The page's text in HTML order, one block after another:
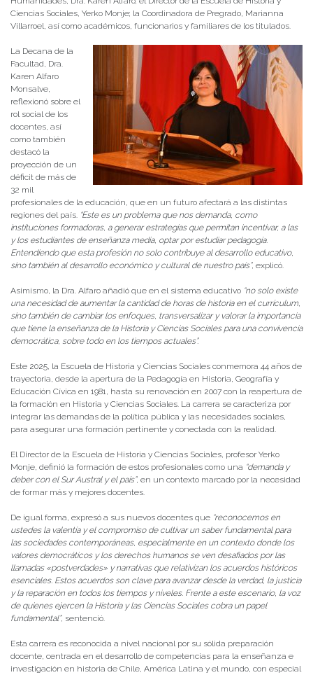
Ciencias Sociales, Yerko Monje; la Coordinadora de Pregrado, Marianna
Villarroel, así como académicos, funcionarios y familiares de los titulados.
La Decana de la
Facultad, Dra.
Karen Alfaro
Monsalve,
reflexionó sobre el
rol social de los
docentes, así
como también
destacó la
proyección de un
déficit de más de
32 mil
profesionales de la educación, que en un futuro afectará a las distintas
regiones del país. “Este es un problema que nos demanda, como
instituciones formadoras, a generar estrategias que permitan incentivar, a las
y los estudiantes de enseñanza media, optar por estudiar pedagogía.
Entendiendo que esta profesión no solo contribuye al desarrollo educativo,
sino también al desarrollo económico y cultural de nuestro país”, explicó.
Asimismo, la Dra. Alfaro añadió que en el sistema educativo “no solo existe
una necesidad de aumentar la cantidad de horas de historia en el currículum,
sino también de cambiar los enfoques, transversalizar y valorar la importancia
que tiene la enseñanza de la Historia y Ciencias Sociales para una convivencia
democrática, sobre todo en los tiempos actuales”.
Este 2025, la Escuela de Historia y Ciencias Sociales conmemora 44 años de
trayectoria, desde la apertura de la Pedagogía en Historia, Geografía y
Educación Cívica en 1981, hasta su renovación en 2007 con la reapertura de
la formación en Historia y Ciencias Sociales. La carrera se caracteriza por
integrar las demandas de la política pública y las necesidades sociales,
para asegurar una formación pertinente y conectada con la realidad.
El Director de la Escuela de Historia y Ciencias Sociales, profesor Yerko
Monje, definió la formación de estos profesionales como una “demanda y
deber con el Sur Austral y el país”, en un contexto marcado por la necesidad
de formar más y mejores docentes.
De igual forma, expresó a sus nuevos docentes que “reconocemos en
ustedes la valentía y el compromiso de cultivar un saber fundamental para
las sociedades contemporáneas, especialmente en un contexto donde los
valores democráticos y los derechos humanos se ven desafiados por las
llamadas «postverdades» y narrativas que relativizan los acuerdos históricos
esenciales. Estos acuerdos son clave para avanzar desde la verdad, la justicia
y la reparación en todos los tiempos y niveles. Frente a este escenario, la voz
de quienes ejercen la Historia y las Ciencias Sociales cobra un papel
fundamental”, sentenció.
Esta carrera es reconocida a nivel nacional por su sólida preparación
docente, centrada en el desarrollo de competencias para la enseñanza e
investigación en historia de Chile, América Latina y el mundo, con especial